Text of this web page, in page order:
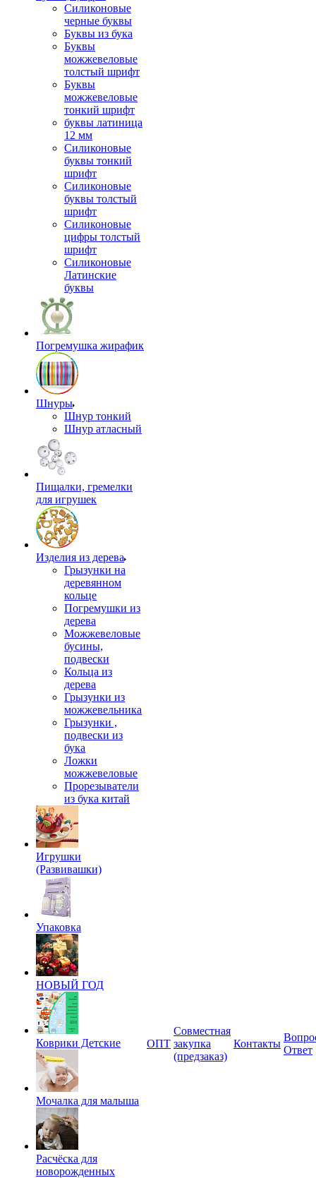
Силиконовые
черные буквы
Буквы из бука
Буквы
можжевеловые
толстый шрифт
Буквы
можжевеловые
тонкий шрифт
буквы латиница
12 мм
Силиконовые
буквы тонкий
шрифт
Силиконовые
буквы толстый
шрифт
Силиконовые
цифры толстый
шрифт
Силиконовые
Латинские
буквы
Погремушка жирафик
Шнуры
Шнур тонкий
Шнур атласный
Пищалки, гремелки
для игрушек
Изделия из дерева
Грызунки на
деревянном
кольце
Погремушки из
дерева
Можжевеловые
бусины,
подвески
Кольца из
дерева
Грызунки из
можжевельника
Грызунки ,
подвески из
бука
Ложки
можжевеловые
Прорезыватели
из бука китай
Игрушки
(Развивашки)
Упаковка
НОВЫЙ ГОД
Коврики Детские
Мочалка для малыша
Расчёска для
новорожденных
ОПТ
Совместная
закупка
(предзаказ)
Контакты
Ответ